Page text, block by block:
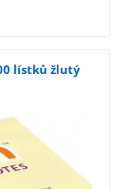
lístků žlutý